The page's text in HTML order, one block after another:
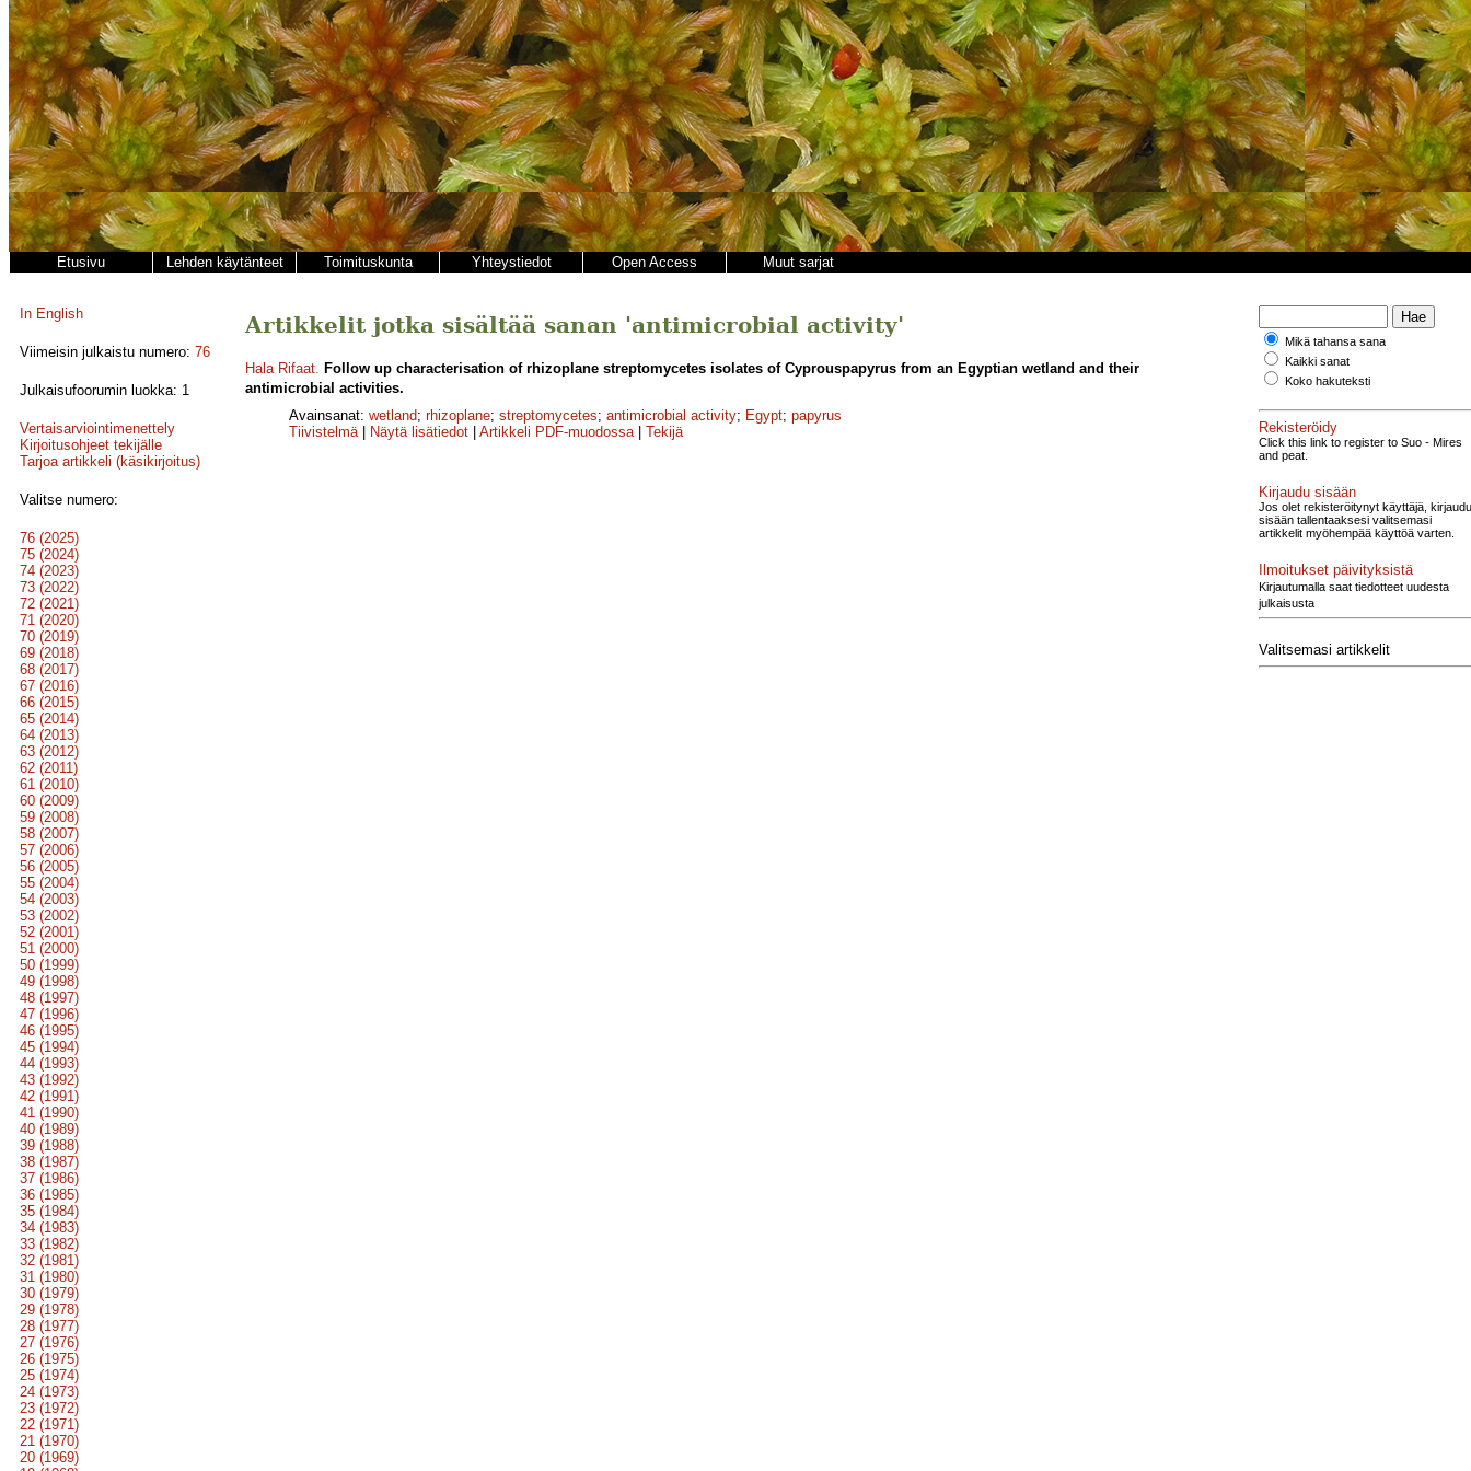
Etusivu Lehden käytänteet Toimituskunta Yhteystiedot Open Access Muut sarjat
In English
Viimeisin julkaistu numero: 76
Julkaisufoorumin luokka: 1
Vertaisarviointimenettely
Kirjoitusohjeet tekijälle
Tarjoa artikkeli (käsikirjoitus)
Valitse numero:
76 (2025)
75 (2024)
74 (2023)
73 (2022)
72 (2021)
71 (2020)
70 (2019)
69 (2018)
68 (2017)
67 (2016)
66 (2015)
65 (2014)
64 (2013)
63 (2012)
62 (2011)
61 (2010)
60 (2009)
59 (2008)
58 (2007)
57 (2006)
56 (2005)
55 (2004)
54 (2003)
53 (2002)
52 (2001)
51 (2000)
50 (1999)
49 (1998)
48 (1997)
47 (1996)
46 (1995)
45 (1994)
44 (1993)
43 (1992)
42 (1991)
41 (1990)
40 (1989)
39 (1988)
38 (1987)
37 (1986)
36 (1985)
35 (1984)
34 (1983)
33 (1982)
32 (1981)
31 (1980)
30 (1979)
29 (1978)
28 (1977)
27 (1976)
26 (1975)
25 (1974)
24 (1973)
23 (1972)
22 (1971)
21 (1970)
20 (1969)
Artikkelit jotka sisältää sanan 'antimicrobial activity'
Hala Rifaat. Follow up characterisation of rhizoplane streptomycetes isolates of Cyprouspapyrus from an Egyptian wetland and their
antimicrobial activities.
Avainsanat: wetland; rhizoplane; streptomycetes; antimicrobial activity; Egypt; papyrus
Tiivistelmä| Näytä lisätiedot Artikkeli PDF-muodossa| Tekijä
Mikä tahansa sana
Kaikki sanat
Koko hakuteksti
Rekisteröidy
Click this link to register to Suo - Mires
and peat.
Kirjaudu sisään
Jos olet rekisteröitynyt käyttäjä, kirjaudu
sisään tallentaaksesi valitsemasi
artikkelit myöhempää käyttöä varten.
Ilmoitukset päivityksistä
Kirjautumalla saat tiedotteet uudesta
julkaisusta
Valitsemasi artikkelit